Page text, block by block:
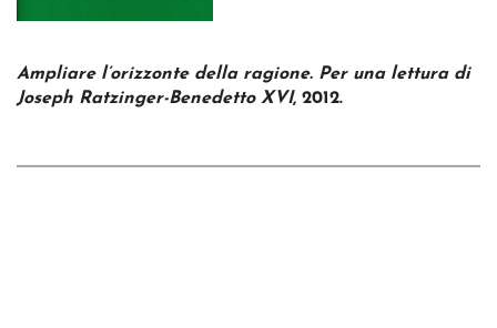
Ampliare l’orizzonte della ragione. Per una lettura di
Joseph Ratzinger-Benedetto XVI, 2012.